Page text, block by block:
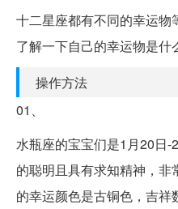
十二星座都有不同的幸运
了解一下自己的幸运物是什
操作方法
01、
水瓶座的宝宝们是1月20日-
的聪明且具有求知精神，
的幸运颜色是古铜色，吉祥